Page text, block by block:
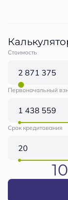
Стоимость
Первоначальный
Срок кредитования